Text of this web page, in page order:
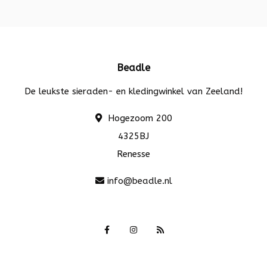
Beadle
De leukste sieraden- en kledingwinkel van Zeeland!
Hogezoom 200
4325BJ
Renesse
info@beadle.nl